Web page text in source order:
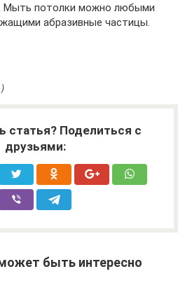
Мыть потолки можно любыми
абразивные частицы.
)
статья? Поделиться с
друзьями:
быть интересно